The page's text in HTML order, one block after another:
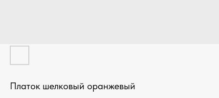
Платок шелковый оранжевый